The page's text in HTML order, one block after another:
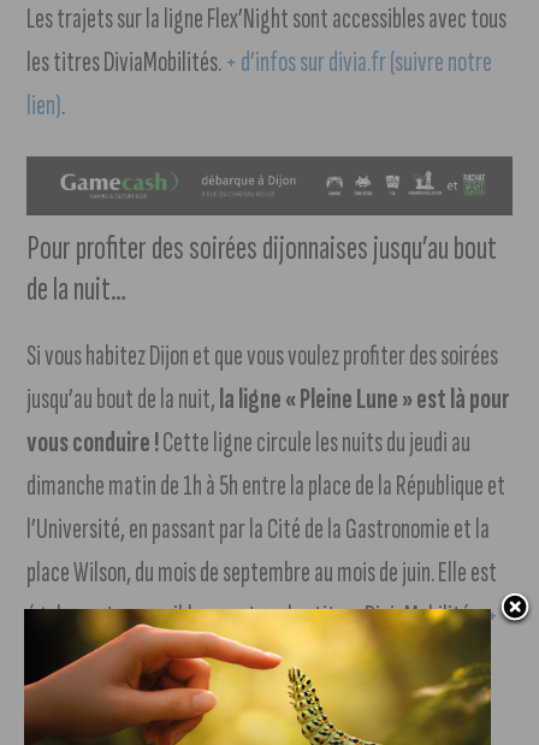
Les trajets sur la ligne Flex’Night sont accessibles avec tous
les titres DiviaMobilités.+ d’infos sur divia.fr (suivre notre
lien).
Pour profiter des soirées dijonnaises jusqu’au bout
de la nuit…
Si vous habitez Dijon et que vous voulez profiter des soirées
jusqu’au bout de la nuit,la ligne « Pleine Lune » est là pour
vous conduire !Cette ligne circule les nuits du jeudi au
dimanche matin de 1h à 5h entre la place de la République et
l’Université, en passant par la Cité de la Gastronomie et la
place Wilson, du mois de septembre au mois de juin. Elle est
également accessible avec tous les titres DiviaMobilités.+
d’infos sur divia.fr (suivre notre lien)